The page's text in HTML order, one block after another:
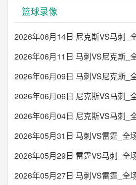
篮球录像
2026年05月31日 马刺VS雷霆_全
2026年05月29日 雷霆VS马刺_全
2026年05月27日 马刺VS雷霆_全